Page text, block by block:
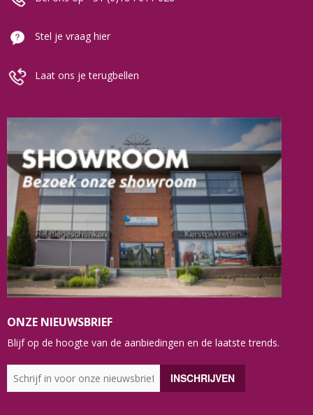
Stel je vraag hier
Laat ons je terugbellen
ONZE NIEUWSBRIEF
Blijf op de hoogte van de aanbiedingen en de laatste trends.